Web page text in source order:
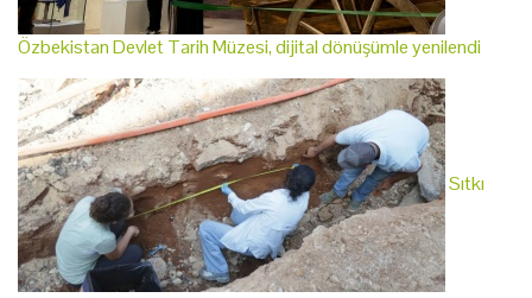
Özbekistan Devlet Tarih Müzesi, dijital dönüşümle yenilendi
Sıtkı